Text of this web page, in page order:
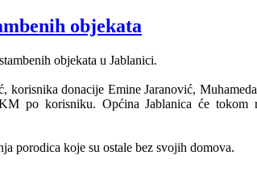
objekata
objekata u Jablanici.
korisnika donacije Emine Jaranović,
po korisniku. Općina Jablanica će tokom
porodica koje su ostale bez svojih domova.